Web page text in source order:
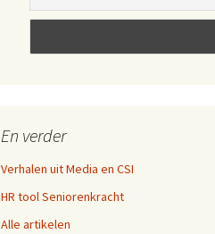
En verder
Verhalen uit Media en CSI
HR tool Seniorenkracht
Alle artikelen